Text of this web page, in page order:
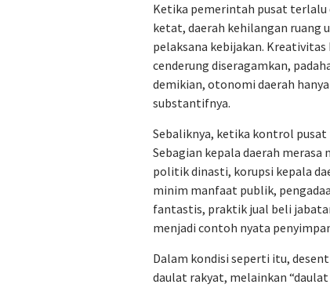
Ketika pemerintah pusat terlalu
ketat, daerah kehilangan ruang
pelaksana kebijakan.
cenderung diseragamkan,
demikian, otonomi daerah
substantifnya.
Sebaliknya, ketika kontrol
Sebagian kepala daerah
politik dinasti, korupsi kepala
minim manfaat publik,
fantastis, praktik jual beli
menjadi contoh nyata
Dalam kondisi seperti itu,
daulat rakyat, melainkan